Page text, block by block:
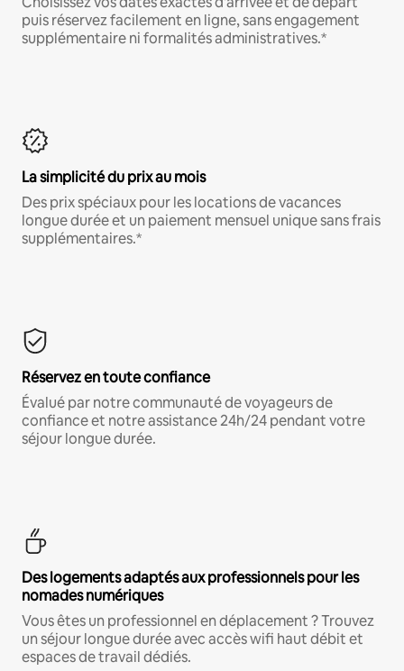
puis réservez facilement en ligne, sans engagement
supplémentaire ni formalités administratives.*
La simplicité du prix au mois
Des prix spéciaux pour les locations de vacances
longue durée et un paiement mensuel unique sans frais
supplémentaires.*
Réservez en toute confiance
Évalué par notre communauté de voyageurs de
confiance et notre assistance 24h/24 pendant votre
séjour longue durée.
Des logements adaptés aux professionnels pour les
nomades numériques
Vous êtes un professionnel en déplacement ? Trouvez
un séjour longue durée avec accès wifi haut débit et
espaces de travail dédiés.